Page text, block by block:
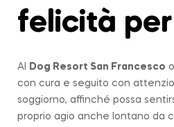
felicità
Al Dog Resort San Francesco
con cura e seguito con
soggiorno, affinché possa
proprio agio anche lontano da